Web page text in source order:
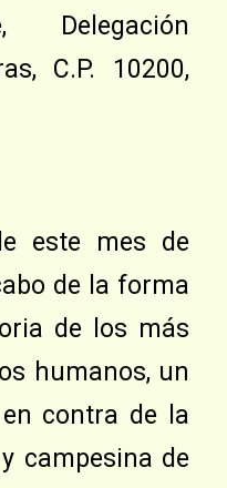
Delegación
C.P. 10200,
este mes de
de la forma
de los más
humanos, un
contra de la
campesina de